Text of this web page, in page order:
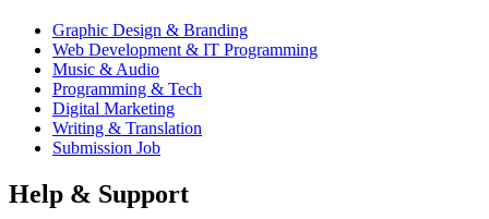
Graphic Design & Branding
Web Development & IT Programming
Music & Audio
Programming & Tech
Digital Marketing
Writing & Translation
Submission Job
Help & Support